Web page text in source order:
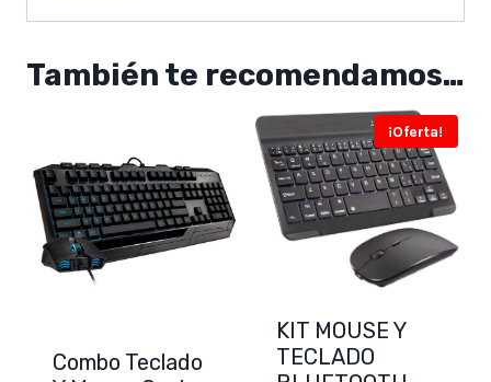
También te recomendamos…
Combo Teclado
¡Oferta!
KIT MOUSE Y
TECLADO